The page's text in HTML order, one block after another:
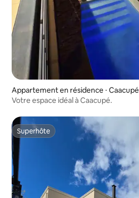
Appartement en résidence ⋅ Caacupé
Votre espace idéal à Caacupé.
Superhôte
Superhôte